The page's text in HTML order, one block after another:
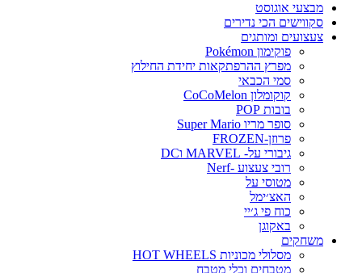
מבצעי אוגוסט
סקווישים הכי נדירים
צעצועים ומותגים
פוקימון Pokémon
מפרץ ההרפתקאות יחידת החילוץ
סמי הכבאי
קוקומלון CoCoMelon
בובות POP
סופר מריו Super Mario
פרוזן-FROZEN
גיבורי על- MARVEL וDC
רובי צעצוע -Nerf
מטוסי על
האצ׳ימל
כוח פי ג׳יי
באקוגן
משחקים
מסלולי מכוניות HOT WHEELS
מטבחים וכלי מטבח